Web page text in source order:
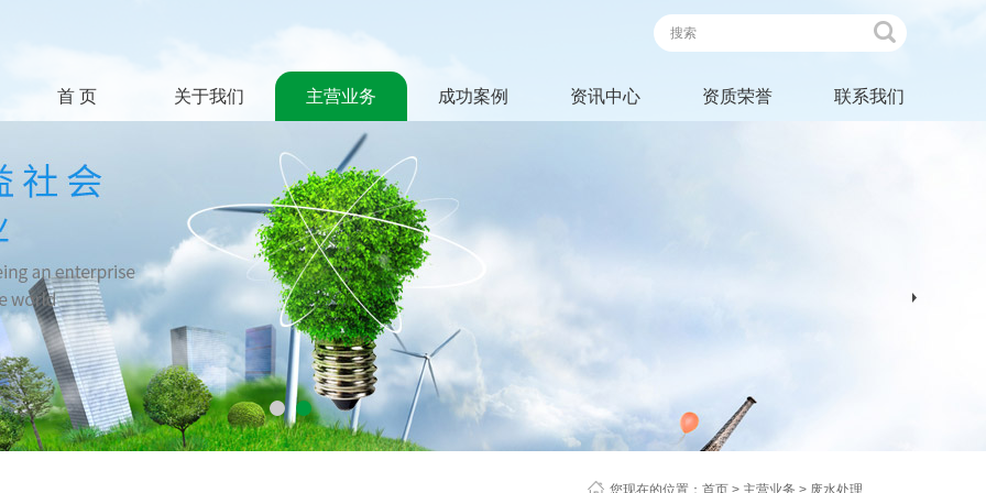
首 页 关于我们 主营业务 成功案例 资讯中心 资质荣誉 联系我们
1 2
您现在的位置： 首页 > 主营业务 > 废水处理